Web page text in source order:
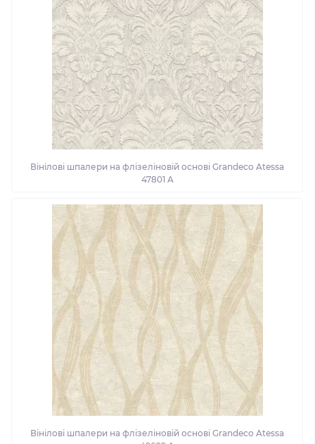
Вінілові шпалери на флізеліновій основі Grandeco Atessa
47801 A
Вінілові шпалери на флізеліновій основі Grandeco Atessa